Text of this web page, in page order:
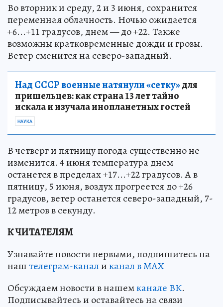
Во вторник и среду, 2 и 3 июня, сохранится
переменная облачность. Ночью ожидается
+6...+11 градусов, днем — до +22. Также
возможны кратковременные дожди и грозы.
Ветер сменится на северо-западный.
Над СССР военные натянули «сетку»для
пришельцев: как страна 13 лет тайно
искала и изучала инопланетных гостей
НАУКА
В четверг и пятницу погода существенно не
изменится. 4 июня температура днем
останется в пределах +17...+22 градусов. А в
пятницу, 5 июня, воздух прогреется до +26
градусов, ветер останется северо-западный, 7-
12 метров в секунду.
К ЧИТАТЕЛЯМ
Узнавайте новости первыми, подпишитесь на
наштелеграм-каналиканал в МАХ
Обсуждаем новости в нашемканале ВК.
Подписывайтесь и оставайтесь на связи